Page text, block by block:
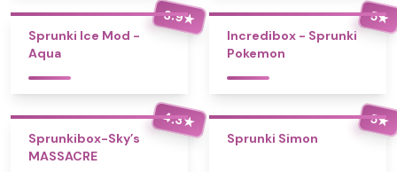
3.9★
Sprunki Ice Mod -
Aqua
5★
Incredibox - Sprunki
Pokemon
4.3★
Sprunkibox-Sky’s
MASSACRE
5★
Sprunki Simon